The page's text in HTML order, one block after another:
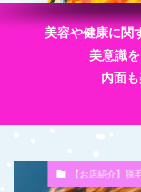
美容や健康に関
美意識
内面
【お店紹介】脱毛